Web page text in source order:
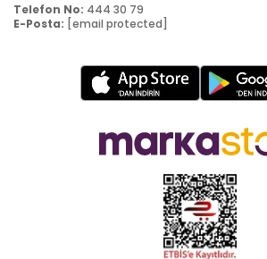
Telefon No: 444 30 79
E-Posta: [email protected]